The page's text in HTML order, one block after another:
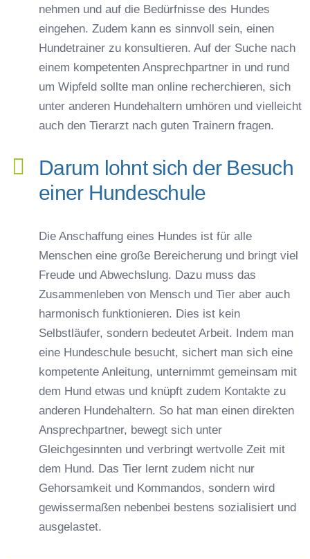
nehmen und auf die Bedürfnisse des Hundes
eingehen. Zudem kann es sinnvoll sein, einen
Hundetrainer zu konsultieren. Auf der Suche nach
einem kompetenten Ansprechpartner in und rund
um Wipfeld sollte man online recherchieren, sich
unter anderen Hundehaltern umhören und vielleicht
auch den Tierarzt nach guten Trainern fragen.
Darum lohnt sich der Besuch
einer Hundeschule
Die Anschaffung eines Hundes ist für alle
Menschen eine große Bereicherung und bringt viel
Freude und Abwechslung. Dazu muss das
Zusammenleben von Mensch und Tier aber auch
harmonisch funktionieren. Dies ist kein
Selbstläufer, sondern bedeutet Arbeit. Indem man
eine Hundeschule besucht, sichert man sich eine
kompetente Anleitung, unternimmt gemeinsam mit
dem Hund etwas und knüpft zudem Kontakte zu
anderen Hundehaltern. So hat man einen direkten
Ansprechpartner, bewegt sich unter
Gleichgesinnten und verbringt wertvolle Zeit mit
dem Hund. Das Tier lernt zudem nicht nur
Gehorsamkeit und Kommandos, sondern wird
gewissermaßen nebenbei bestens sozialisiert und
ausgelastet.